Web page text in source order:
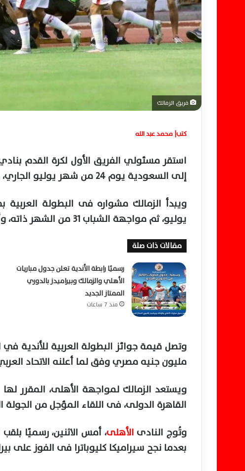
فريق الزمالك
كتب| محمد عبد الله
استقر مسئولي الفريق الأول لكرة القدم
إلى السعودية يوم 24 من شهر يوليو الجاري، من أجل المشاركة في البطولة العربية.
يوليو، ثم مواجهة الشباب 31 من الشهر ذاته، وأخيرا مواجهة النصر يوم 3 أغسطس.
مقالات ذات صلة
رسميًا رابطة الأندية تعلن جدول مباريات
الأهلي والزمالك وبيراميدز بالدوري
الممتاز الجديد
منذ 7 ساعات
مليون جنيه مصري وفق لما أعلنه الاتحاد
ويستعد الزمالك لمواجهة الأهلى، المقرر
القاهرة الدولى، فى اللقاء المؤجل من الجولة
وتُوج النادى الأهلى
بعدما نجح سيراميكا كليوباترا فى الفوز على